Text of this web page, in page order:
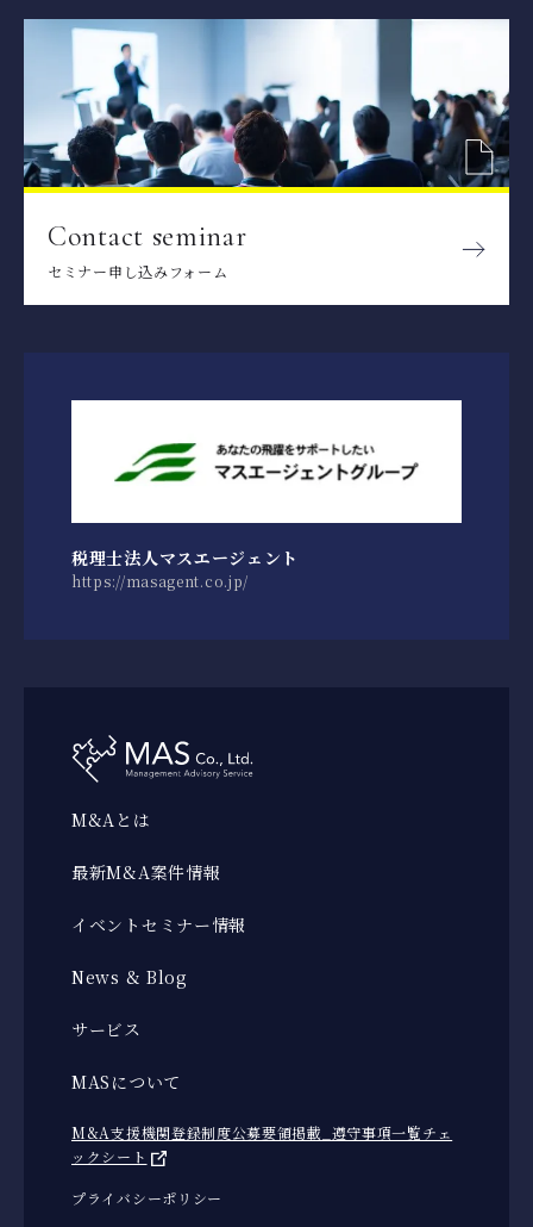
Contact seminar
セミナー申し込みフォーム
税理士法人マスエージェント
https://masagent.co.jp/
M&Aとは
最新M&A案件情報
イベントセミナー情報
News & Blog
サービス
MASについて
M&A支援機関登録制度公募要領掲載_遵守事項一覧チェ
ックシート
プライバシーポリシー